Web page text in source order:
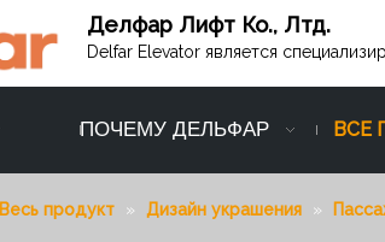
Делфар Лифт Ко., Лтд.
Delfar Elevator является
ПОЧЕМУ ДЕЛЬФАР ВСЕ
Весь продукт » Дизайн украшения »